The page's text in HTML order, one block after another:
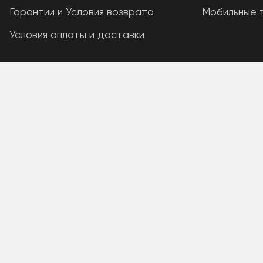
Мобильные
Гарантии и Условия возврата
Условия оплаты и доставки